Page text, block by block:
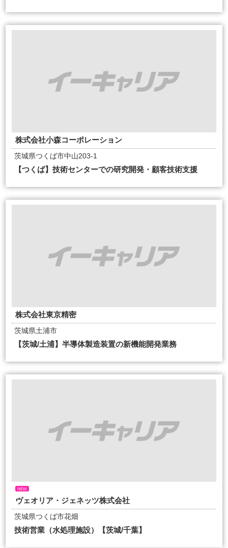
株式会社小森コーポレーション
茨城県つくば市中山203-1
【つくば】技術センターでの研究開発・顧客技術支援
株式会社東京精密
茨城県土浦市
【茨城/土浦】半導体製造装置の新機能開発業務
NEW
ヴェオリア・ジェネッツ株式会社
茨城県つくば市花畑
技術営業（水処理施設）【茨城/千葉】